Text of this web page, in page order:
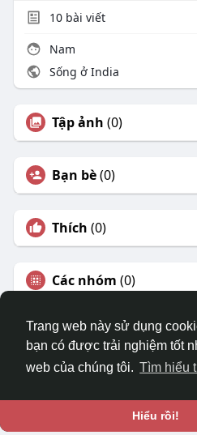
Trang web này sử dụng
bạn có được trải nghiệm tốt
web của chúng tôi. Tìm hiểu
Hiểu rồi!
10bài viết
Nam
Sống ở India
Tập ảnh (0)
Bạn bè(0)
Thích (0)
Các nhóm (0)
© 2026
Nhà
Bao Quát Liên hệ